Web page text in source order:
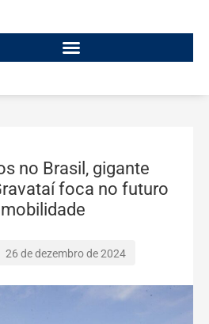
no Brasil, gigante
foca no futuro
26 de dezembro de 2024